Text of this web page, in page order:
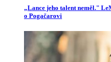
„Lance jeho talent neměl."
o Pogačarovi